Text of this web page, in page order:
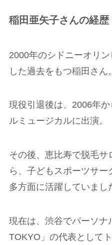
稲田亜矢子さんの経歴
2000年のシドニーオリ
した過去をもつ稲田さん。
現役引退後は、2006年
ルミュージカルに出演。
その後、恵比寿で脱毛サ
ら、子どもスポーツサー
多方面に活躍していまし
現在は、渋谷でパーソナ
TOKYO」の代表として